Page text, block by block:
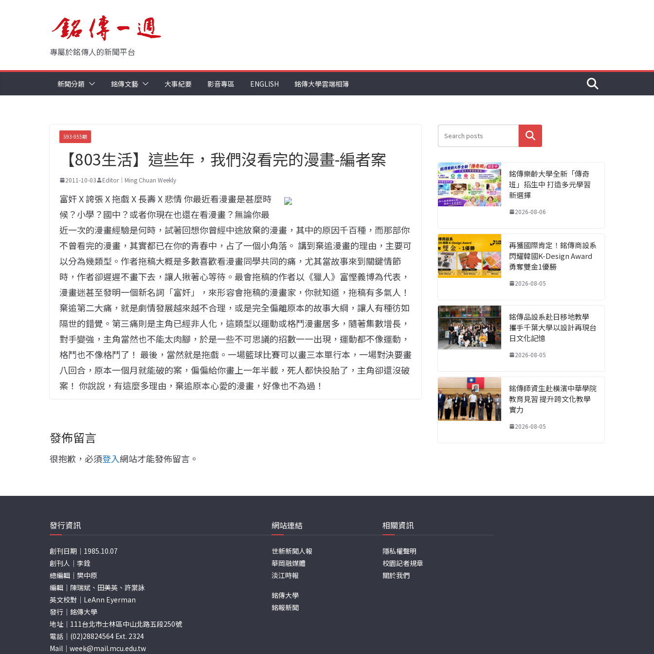
專屬於銘傳人的新聞平台
新聞分類 銘傳文藝 大事紀要 影音專區 ENGLISH 銘傳大學雲端相簿
593-955期
【803生活】這些年，我們沒看完的漫畫-編者案
2011-10-03 Editor｜Ming Chuan Weekly
富奸 X 誇張 X 拖戲 X 長壽 X 悲情 你最近看漫畫是甚麼時
候？小學？國中？或者你現在也還在看漫畫？無論你最
近一次的漫畫經驗是何時，試著回想你曾經中途放棄的漫畫，其中的原因千百種，而那部你
不曾看完的漫畫，其實都已在你的青春中，占了一個小角落。 講到棄追漫畫的理由，主要可
以分為幾類型。作者拖稿大概是多數喜歡看漫畫同學共同的痛，尤其當故事來到關鍵情節
時，作者卻遲遲不畫下去，讓人揪著心等待。最會拖稿的作者以《獵人》富慳義博為代表，
漫畫迷甚至發明一個新名詞「富奸」，來形容會拖稿的漫畫家，你就知道，拖稿有多氣人！
棄追第二大痛，就是劇情發展越來越不合理，或是完全偏離原本的故事大綱，讓人有種彷如
隔世的錯覺。第三痛則是主角已經非人化，這類型以運動或格鬥漫畫居多，隨著集數增長，
對手變強，主角當然也不能太肉腳，於是一些不可思議的招數一一出現，運動都不像運動，
格鬥也不像格鬥了！ 最後，當然就是拖戲。一場籃球比賽可以畫三本單行本，一場對決要畫
八回合，原本一個月就能破的案，偏偏給你畫上一年半載，死人都快投胎了，主角卻還沒破
案！ 你說說，有這麼多理由，棄追原本心愛的漫畫，好像也不為過！
發佈留言
很抱歉，必須登入網站才能發佈留言。
搜尋
銘傳樂齡大學全新「傳奇
班」招生中 打造多元學習
新選擇
2026-08-06
再獲國際肯定！銘傳商設系
閃耀韓國K-Design Award
勇奪雙金1優勝
2026-08-05
銘傳品設系赴日移地教學
攜手千葉大學以設計再現台
日文化記憶
2026-08-05
銘傳師資生赴橫濱中華學院
教育見習 提升跨文化教學
實力
2026-08-05
發行資訊
創刊日期｜1985.10.07
創刊人｜李銓
總編輯｜樊中原
編輯｜陳瑞斌、田美英、許棠詠
英文校對｜LeAnn Eyerman
發行｜銘傳大學
地址｜111台北市士林區中山北路五段250號
電話｜(02)28824564 Ext. 2324
Mail｜ week@mail.mcu.edu.tw
網站連結
世新新聞人報
華岡融媒體
淡江時報
銘傳大學
銘報新聞
相關資訊
隱私權聲明
校園記者規章
關於我們